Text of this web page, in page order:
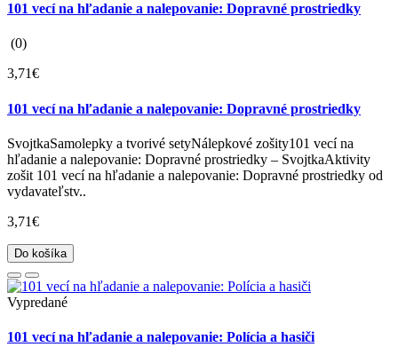
101 vecí na hľadanie a nalepovanie: Dopravné prostriedky
(0)
3,71€
101 vecí na hľadanie a nalepovanie: Dopravné prostriedky
SvojtkaSamolepky a tvorivé setyNálepkové zošity101 vecí na
hľadanie a nalepovanie: Dopravné prostriedky – SvojtkaAktivity
zošit 101 vecí na hľadanie a nalepovanie: Dopravné prostriedky od
vydavateľstv..
3,71€
Do košíka
Vypredané
101 vecí na hľadanie a nalepovanie: Polícia a hasiči